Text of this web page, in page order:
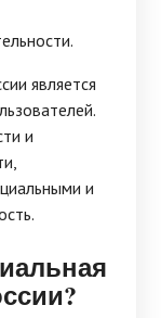
является
и
и